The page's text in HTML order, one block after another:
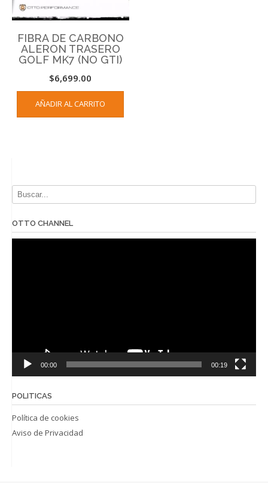
FIBRA DE CARBONO
ALERON TRASERO
GOLF MK7 (NO GTI)
$6,699.00
AÑADIR AL CARRITO
OTTO CHANNEL
00:00 00:19
POLITICAS
Política de cookies
Aviso de Privacidad